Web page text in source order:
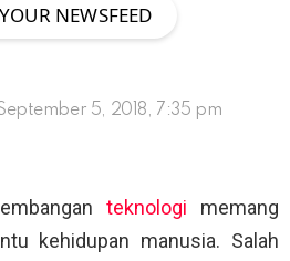
NEWSFEED
5, 2018, 7:35 pm
teknologi memang
kehidupan manusia. Salah